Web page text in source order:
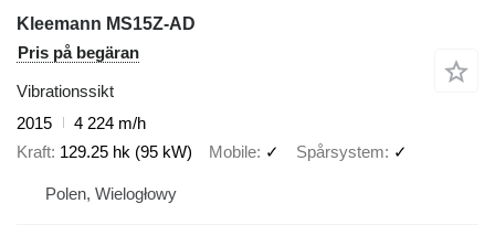
Kleemann MS15Z-AD
Pris på begäran
Vibrationssikt
2015
4 224 m/h
Kraft 129.25 hk (95 kW) Mobile ✓ Spårsystem ✓
Polen, Wielogłowy